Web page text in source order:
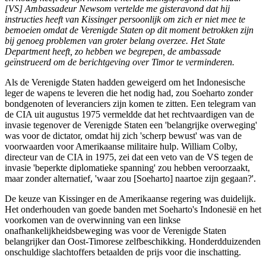
[VS] Ambassadeur Newsom vertelde me gisteravond dat hij
instructies heeft van Kissinger persoonlijk om zich er niet mee te
bemoeien omdat de Verenigde Staten op dit moment betrokken zijn
bij genoeg problemen van groter belang overzee. Het State
Department heeft, zo hebben we begrepen, de ambassade
geïnstrueerd om de berichtgeving over Timor te verminderen.
Als de Verenigde Staten hadden geweigerd om het Indonesische
leger de wapens te leveren die het nodig had, zou Soeharto zonder
bondgenoten of leveranciers zijn komen te zitten. Een telegram van
de CIA uit augustus 1975 vermeldde dat het rechtvaardigen van de
invasie tegenover de Verenigde Staten een 'belangrijke overweging'
was voor de dictator, omdat hij zich 'scherp bewust' was van de
voorwaarden voor Amerikaanse militaire hulp. William Colby,
directeur van de CIA in 1975, zei dat een veto van de VS tegen de
invasie 'beperkte diplomatieke spanning' zou hebben veroorzaakt,
maar zonder alternatief, 'waar zou [Soeharto] naartoe zijn gegaan?'.
De keuze van Kissinger en de Amerikaanse regering was duidelijk.
Het onderhouden van goede banden met Soeharto's Indonesië en het
voorkomen van de overwinning van een linkse
onafhankelijkheidsbeweging was voor de Verenigde Staten
belangrijker dan Oost-Timorese zelfbeschikking. Honderdduizenden
onschuldige slachtoffers betaalden de prijs voor die inschatting.